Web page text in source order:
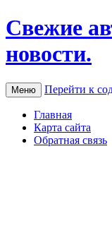
Свежие
новости.
Меню Перейти к
Главная
Карта сайта
Обратная связь